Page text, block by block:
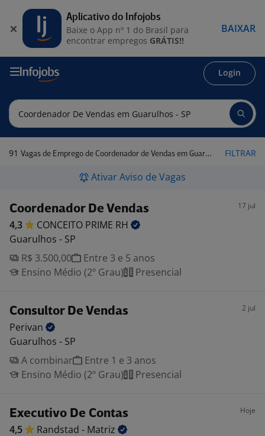
Login
91 Vagas de Emprego de Coordenador de Vendas em Guarulhos - SP FILTRAR
Ativar Aviso de Vagas
Coordenador De Vendas 17 jul
4,3 CONCEITO PRIME RH
Guarulhos - SP
R$ 3.500,00
Entre 3 e 5 anos
Ensino Médio (2º Grau)
Presencial
Consultor De Vendas 2 jul
Perivan
Guarulhos - SP
A combinar
Entre 1 e 3 anos
Ensino Médio (2º Grau)
Presencial
Executivo De Contas Hoje
4,5 Randstad - Matriz
Aplicativo do Infojobs
Baixe o App nº 1 do Brasil para
encontrar empregos GRÁTIS!!
BAIXAR